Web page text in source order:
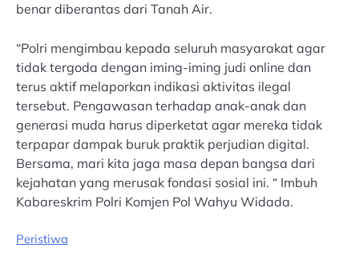
benar diberantas dari Tanah Air.
“Polri mengimbau kepada seluruh masyarakat agar
tidak tergoda dengan iming-iming judi online dan
terus aktif melaporkan indikasi aktivitas ilegal
tersebut. Pengawasan terhadap anak-anak dan
generasi muda harus diperketat agar mereka tidak
terpapar dampak buruk praktik perjudian digital.
Bersama, mari kita jaga masa depan bangsa dari
kejahatan yang merusak fondasi sosial ini. “ Imbuh
Kabareskrim Polri Komjen Pol Wahyu Widada.
Peristiwa